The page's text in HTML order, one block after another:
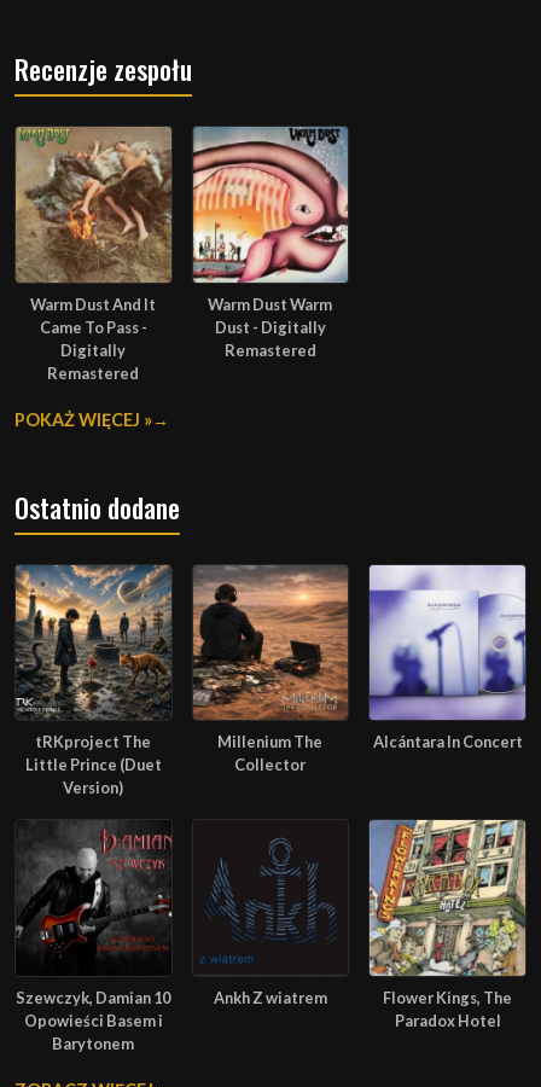
Recenzje zespołu
Warm Dust And It
Came To Pass -
Digitally
Remastered
Warm Dust Warm
Dust - Digitally
Remastered
POKAŻ WIĘCEJ »
Ostatnio dodane
tRKproject The
Little Prince (Duet
Version)
Millenium The
Collector
Alcántara In Concert
Szewczyk, Damian 10
Opowieści Basem i
Barytonem
Ankh Z wiatrem
Flower Kings, The
Paradox Hotel